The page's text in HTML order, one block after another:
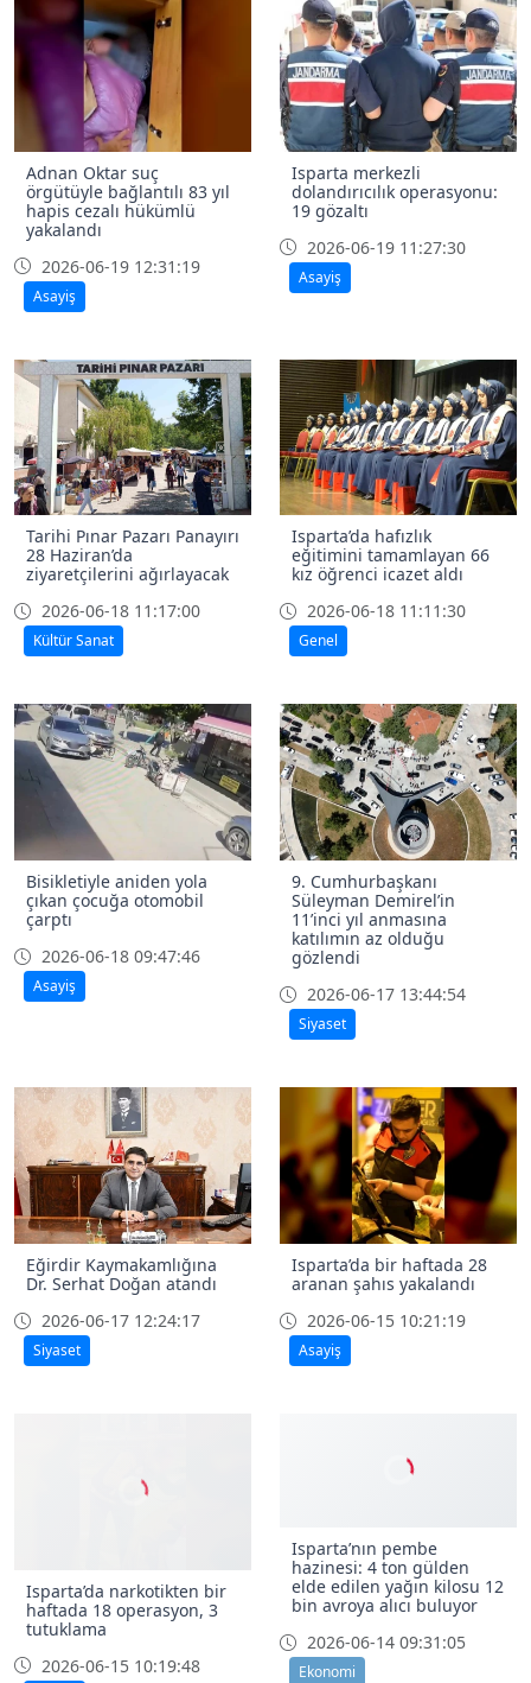
Adnan Oktar suç
örgütüyle bağlantılı 83 yıl
hapis cezalı hükümlü
yakalandı
2026-06-19 12:31:19
Asayiş
Isparta merkezli
dolandırıcılık operasyonu:
19 gözaltı
2026-06-19 11:27:30
Asayiş
Tarihi Pınar Pazarı Panayırı
28 Haziran’da
ziyaretçilerini ağırlayacak
2026-06-18 11:17:00
Kültür Sanat
Isparta’da hafızlık
eğitimini tamamlayan 66
kız öğrenci icazet aldı
2026-06-18 11:11:30
Genel
Bisikletiyle aniden yola
çıkan çocuğa otomobil
çarptı
2026-06-18 09:47:46
Asayiş
9. Cumhurbaşkanı
Süleyman Demirel’in
11’inci yıl anmasına
katılımın az olduğu
gözlendi
2026-06-17 13:44:54
Siyaset
Eğirdir Kaymakamlığına
Dr. Serhat Doğan atandı
2026-06-17 12:24:17
Siyaset
Isparta’da bir haftada 28
aranan şahıs yakalandı
2026-06-15 10:21:19
Asayiş
Isparta’da narkotikten bir
haftada 18 operasyon, 3
tutuklama
2026-06-15 10:19:48
Isparta’nın pembe
hazinesi: 4 ton gülden
elde edilen yağın kilosu 12
bin avroya alıcı buluyor
2026-06-14 09:31:05
Ekonomi